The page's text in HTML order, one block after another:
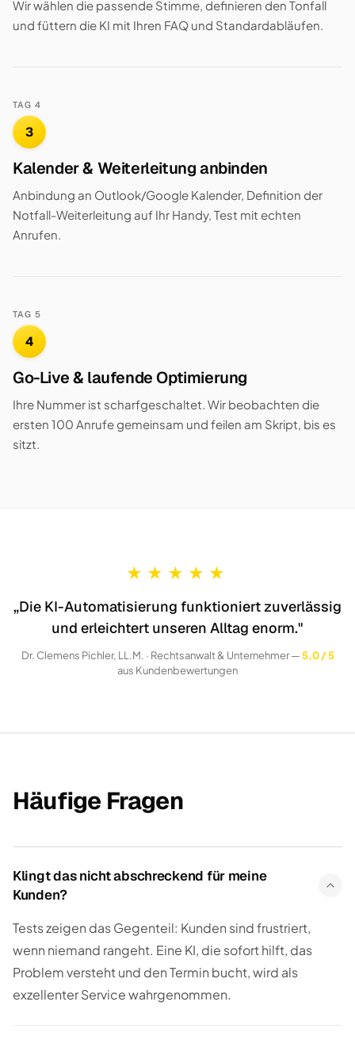
Wir wählen die passende Stimme, definieren den Tonfall
und füttern die KI mit Ihren FAQ und Standardabläufen.
TAG 4
3
Kalender & Weiterleitung anbinden
Anbindung an Outlook/Google Kalender, Definition der
Notfall-Weiterleitung auf Ihr Handy, Test mit echten
Anrufen.
TAG 5
4
Go-Live & laufende Optimierung
Ihre Nummer ist scharfgeschaltet. Wir beobachten die
ersten 100 Anrufe gemeinsam und feilen am Skript, bis es
sitzt.
★ ★ ★ ★ ★
„Die KI-Automatisierung funktioniert zuverlässig
und erleichtert unseren Alltag enorm."
Dr. Clemens Pichler, LL.M. · Rechtsanwalt & Unternehmer —5,0 / 5
aus Kundenbewertungen
Häufige Fragen
Klingt das nicht abschreckend für meine
Kunden?
Tests zeigen das Gegenteil: Kunden sind frustriert,
wenn niemand rangeht. Eine KI, die sofort hilft, das
Problem versteht und den Termin bucht, wird als
exzellenter Service wahrgenommen.